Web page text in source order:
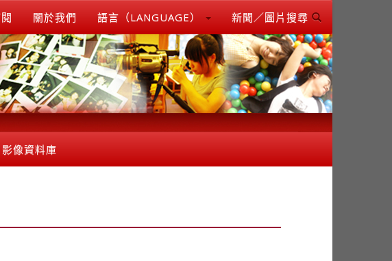
關於我們 語言（LANGUAGE） 新聞／圖片搜尋
影像資料庫